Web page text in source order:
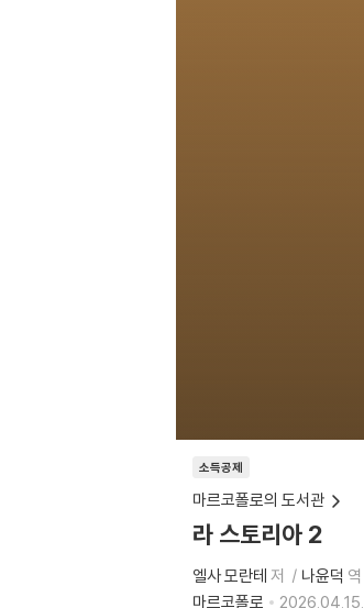
소득공제
마르코폴로의 도서관
라 스토리아 2
엘사 모란테 저 나윤덕 역
마르코폴로
2026.04.15.